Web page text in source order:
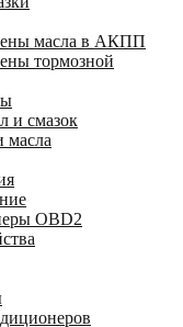
масла в АКПП
тормозной
и смазок
масла
OBD2